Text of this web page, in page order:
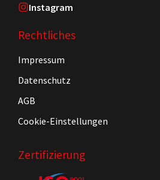
Instagram
Rechtliches
Impressum
Datenschutz
AGB
Cookie-Einstellungen
Zertifizierung